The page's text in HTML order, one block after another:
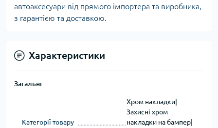
автоаксесуари від прямого імпортера та виробника,
з гарантією та доставкою.
Характеристики
Загальні
Категорії товару
Хром накладки|
Захисні хром
накладки на бампер|